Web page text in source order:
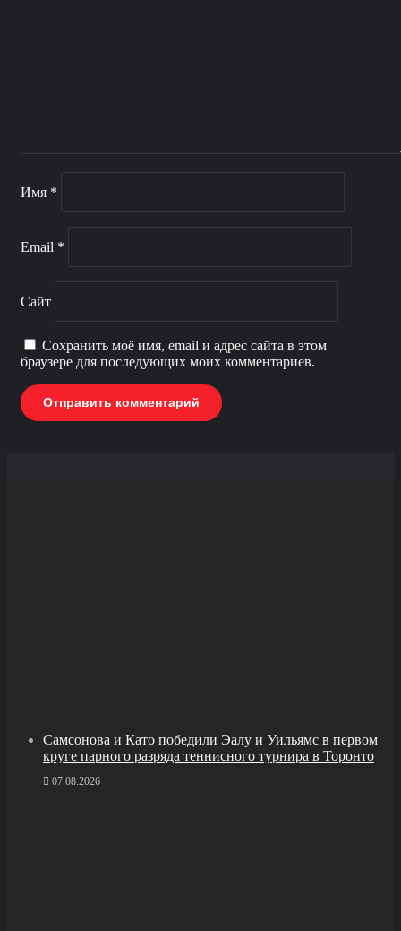
Имя *
Email *
Сайт
Сохранить моё имя, email и адрес сайта в этом
браузере для последующих моих комментариев.
Самсонова и Като победили Эалу и Уильямс в первом
круге парного разряда теннисного турнира в Торонто
07.08.2026